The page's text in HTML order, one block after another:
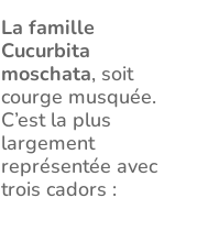
La famille
Cucurbita
moschata, soit
courge musquée.
C’est la plus
largement
représentée avec
trois cadors :